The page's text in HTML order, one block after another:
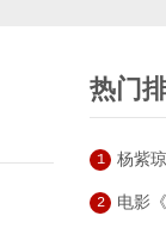
热门
1
杨紫
高燃
2
电影